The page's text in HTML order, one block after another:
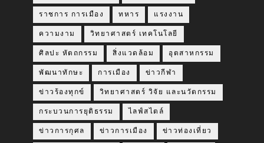
ราชการ การเมือง ทหาร แรงงาน
ความงาม วิทยาศาสตร์ เทคโนโลยี
ศิลปะ หัตถกรรม สิ่งแวดล้อม อุตสาหกรรม
พัฒนาทักษะ การเมือง ข่าวกีฬา
ข่าวร้องทุกข์ วิทยาศาสตร์ วิจัย และนวัตกรรม
กระบวนการยุติธรรม ไลฟ์สไตล์
ข่าวการกุศล ข่าวการเมือง ข่าวท่องเที่ยว